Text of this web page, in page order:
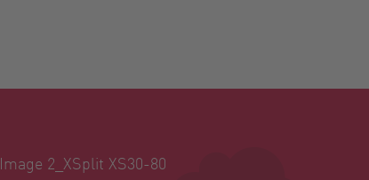
Image 2_XSplit XS30-80